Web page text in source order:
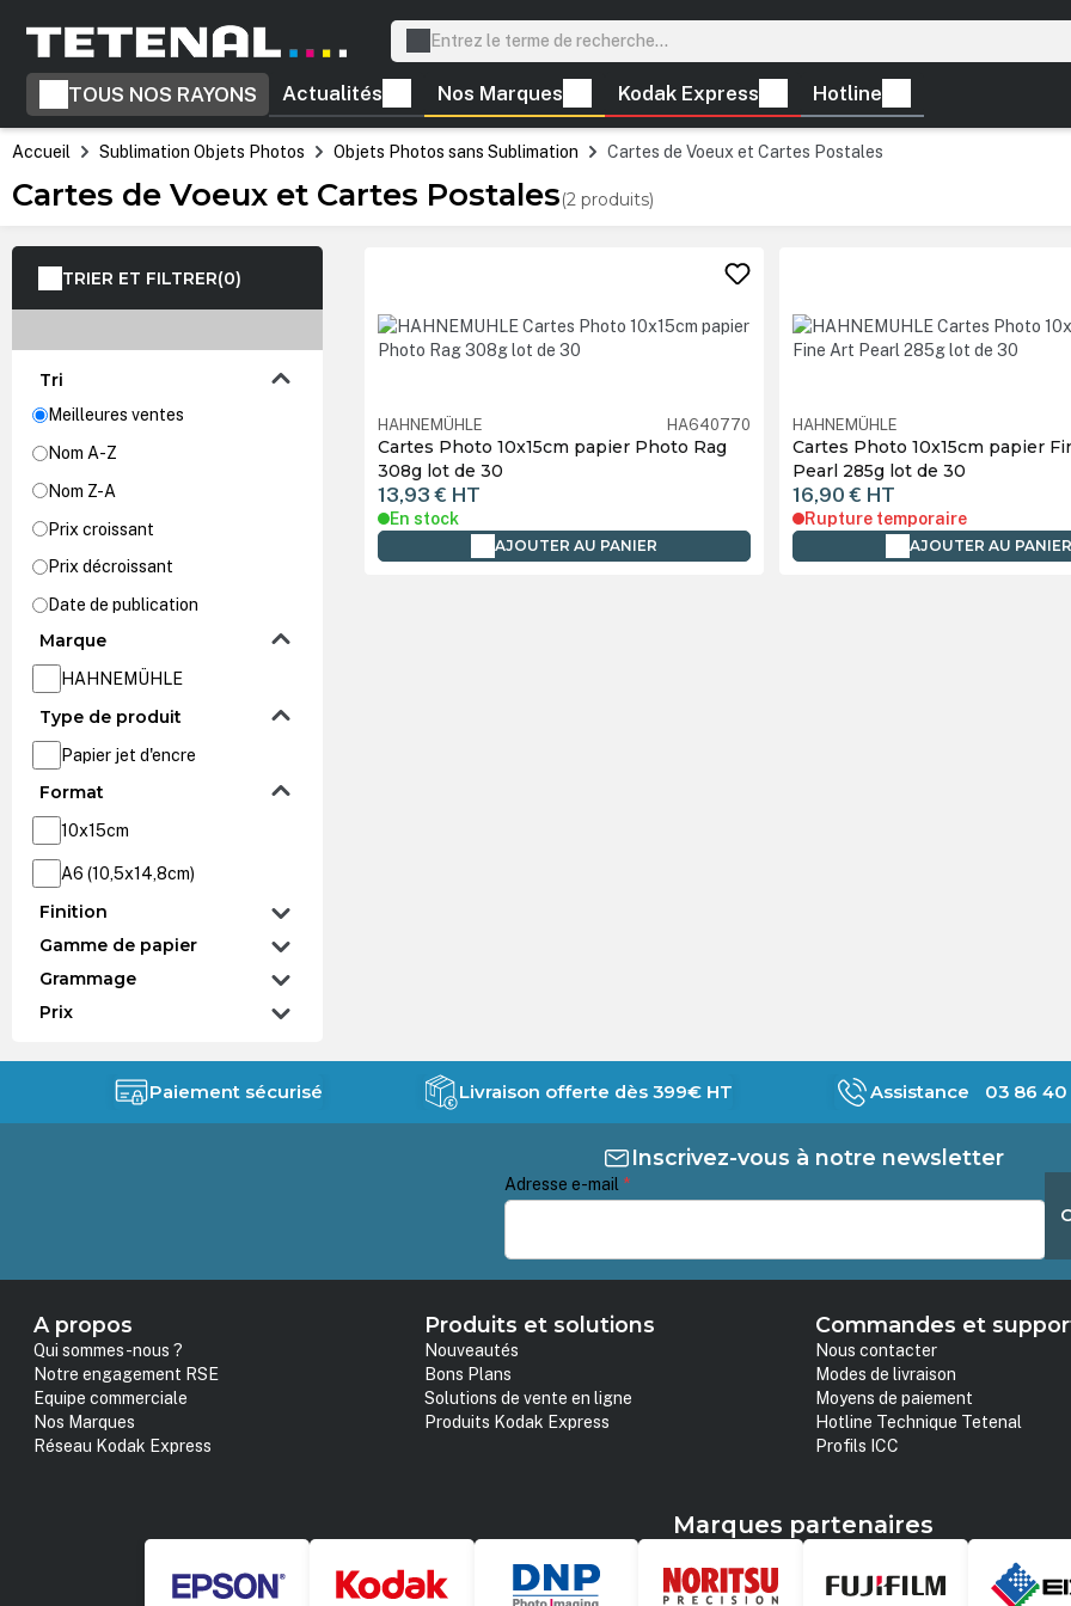
Passer à la navigation principale
TOUS NOS RAYONS Actualités Nos Marques Kodak Express Hotline
Accueil Sublimation Objets Photos Objets Photos sans Sublimation Cartes de Voeux et Cartes Postales
Cartes de Voeux et Cartes Postales(2 produits)
TRIER ET FILTRER(0)
Tri
Meilleures ventes
Nom A-Z
Nom Z-A
Prix croissant
Prix décroissant
Date de publication
Marque
HAHNEMÜHLE
Type de produit
Papier jet d'encre
Format
10x15cm
A6 (10,5x14,8cm)
Finition
Gamme de papier
Grammage
Prix
HAHNEMÜHLE HA640770
Cartes Photo 10x15cm papier Photo Rag
308g lot de 30
13,93 € HT
En stock
AJOUTER AU PANIER
HAHNEMÜHLE
Cartes Photo 10x15cm papier
Pearl 285g lot de 30
16,90 € HT
Rupture temporaire
AJOUTER AU
Paiement sécurisé Livraison offerte dès 399€ HT Assistance 03 86 40
Inscrivez-vous à notre newsletter
Adresse e-mail *
A propos
Qui sommes-nous ?
Notre engagement RSE
Equipe commerciale
Nos Marques
Réseau Kodak Express
Produits et solutions
Nouveautés
Bons Plans
Solutions de vente en ligne
Produits Kodak Express
Commandes et
Nous contacter
Modes de livraison
Moyens de paiement
Hotline Technique Tetenal
Profils ICC
Marques partenaires